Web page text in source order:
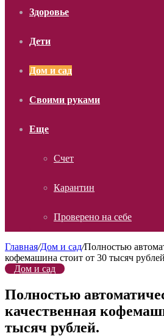
Здоровье
Дети
Дом и сад
Своими руками
Еще
Счет
Карантин
Проверено на себе
Главная/Дом и сад/Полностью
кофемашина стоит от 30 тысяч
Дом и сад
Полностью
качественная
тысяч рублей.